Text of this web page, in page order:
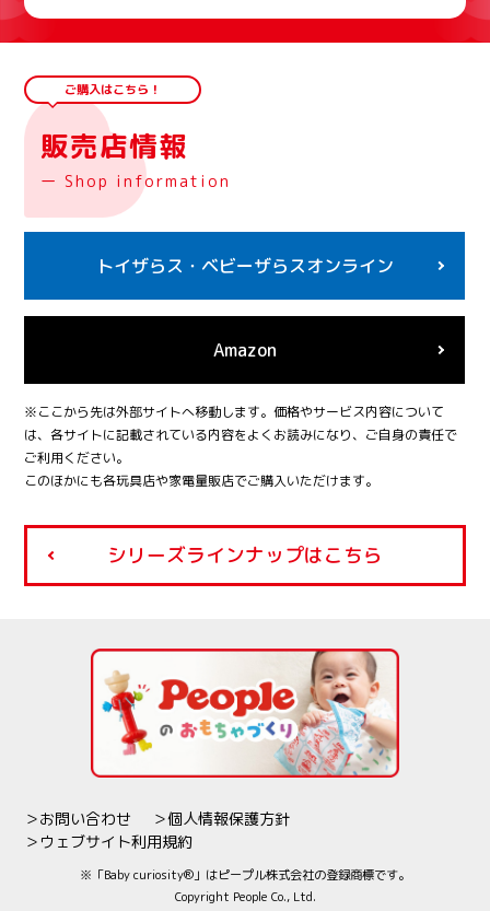
ご購入はこちら！
販売店情報
ー Shop information
トイザらス・ ベビーザらスオンライン
Amazon
※ここから先は外部サイトへ移動します。価格やサービス内容について
は、各サイトに記載されている内容をよくお読みになり、ご自身の責任で
ご利用ください。
このほかにも各玩具店や家電量販店でご購入いただけます。
シリーズラインナップはこちら
＞お問い合わせ
＞個人情報保護方針
＞ウェブサイト利用規約
※「Baby curiosity® 」はピープル株式会社の登録商標です。
Copyright People Co., Ltd.